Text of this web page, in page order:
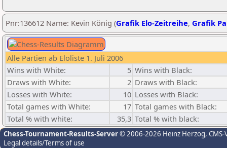
Pnr:136612 Name: Kevin König (Grafik Elo-Zeitreihe, Grafik
Alle Partien ab Eloliste 1. Juli 2006
Wins with White:
5 Wins with Black:
Draws with White:
2 Draws with Black:
Losses with White:
10 Losses with Black:
Total games with White:
17 Total games with Black:
Total % with white:
35,3 Total % with black:
Chess-Tournament-Results-Server© 2006-2026 Heinz Herzog,
Legal details/Terms of use